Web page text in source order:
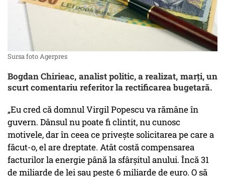
Sursa foto Agerpres
Bogdan Chirieac, analist politic, a realizat, marți, un
scurt comentariu referitor la rectificarea bugetară.
„Eu cred că domnul Virgil Popescu va rămâne în
guvern. Dânsul nu poate fi clintit, nu cunosc
motivele, dar în ceea ce privește solicitarea pe care a
făcut-o, el are dreptate. Atât costă compensarea
facturilor la energie până la sfârșitul anului. Încă 31
de miliarde de lei sau peste 6 miliarde de euro. O să